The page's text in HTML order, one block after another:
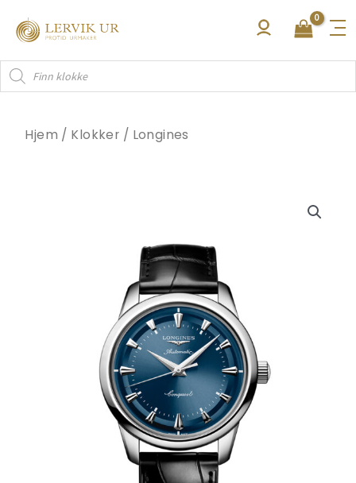
rett
innholdet
Products
search
Hjem / Klokker / Longines